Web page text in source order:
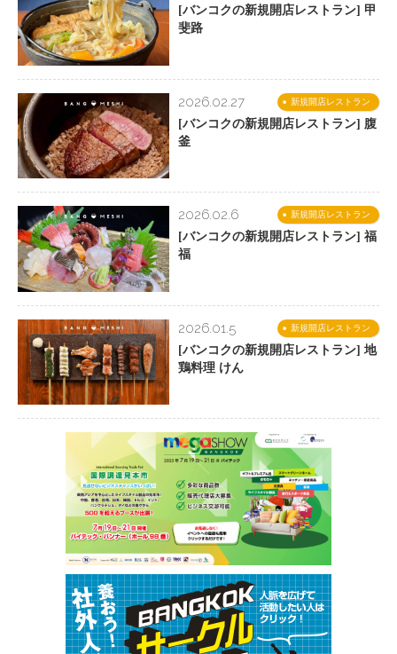
[バンコクの新規開店レストラン] 甲
斐路
新規開店レストラン
2026.02.27
[バンコクの新規開店レストラン] 腹
釜
新規開店レストラン
2026.02.6
[バンコクの新規開店レストラン] 福
福
新規開店レストラン
2026.01.5
[バンコクの新規開店レストラン] 地
鶏料理 けん